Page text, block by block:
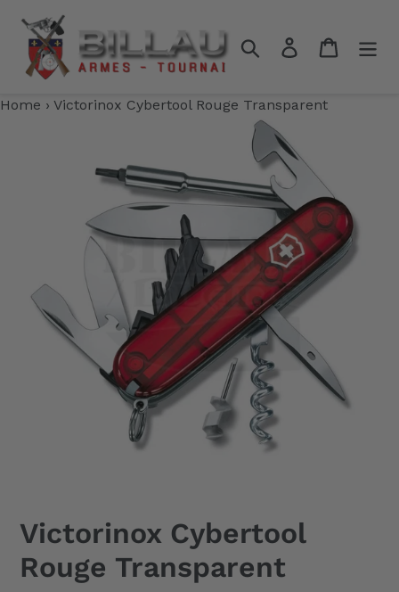
contenu
RechercherSe connecter
Panier
Home › Victorinox Cybertool Rouge Transparent
Victorinox Cybertool
Rouge Transparent